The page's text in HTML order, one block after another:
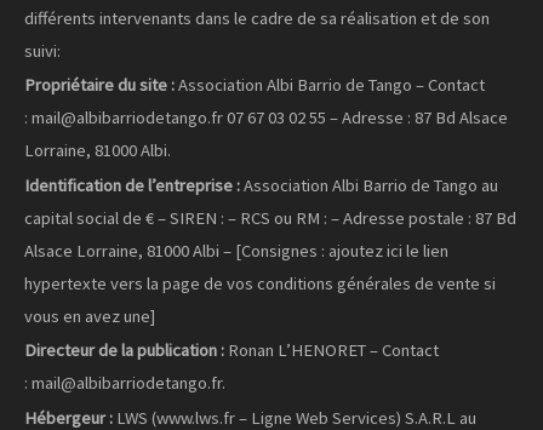
différents intervenants dans le cadre de sa réalisation et de son
suivi:
Propriétaire du site :Association Albi Barrio de Tango – Contact
: mail@albibarriodetango.fr 07 67 03 02 55 – Adresse : 87 Bd Alsace
Lorraine, 81000 Albi.
Identification de l’entreprise :Association Albi Barrio de Tango au
capital social de € – SIREN : – RCS ou RM : – Adresse postale : 87 Bd
Alsace Lorraine, 81000 Albi – [Consignes : ajoutez ici le lien
hypertexte vers la page de vos conditions générales de vente si
vous en avez une]
Directeur de la publication : Ronan L’HENORET – Contact
: mail@albibarriodetango.fr.
Hébergeur : LWS (www.lws.fr – Ligne Web Services) S.A.R.L au